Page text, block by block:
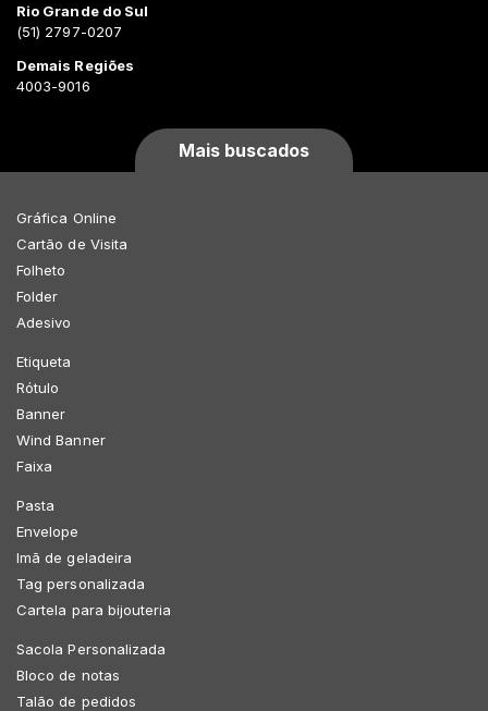
Rio Grande do Sul
(51) 2797-0207
Demais Regiões
4003-9016
Mais buscados
Gráfica Online
Cartão de Visita
Folheto
Folder
Adesivo
Etiqueta
Rótulo
Banner
Wind Banner
Faixa
Pasta
Envelope
Imã de geladeira
Tag personalizada
Cartela para bijouteria
Sacola Personalizada
Bloco de notas
Talão de pedidos